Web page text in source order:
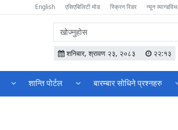
English एसिएबिलिटी मोड स्क्रिन रिडर न्यून व्यान्डविथ
वेबसाइटमा
सामग्री
खोज्नुहोस
शनिबार, श्रावण २३, २०८३ २२:१३
शान्ति पोर्टल बारम्बार सोधिने प्रश्नहरु